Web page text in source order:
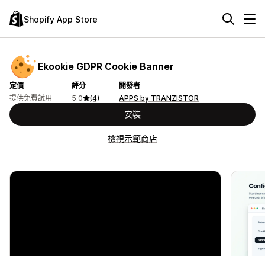
Shopify App Store
Ekookie GDPR Cookie Banner
定價
提供免費試用
評分
5.0
(4)
開發者
APPS by TRANZISTOR
安裝
檢視示範商店